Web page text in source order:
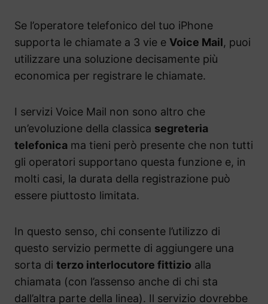
Se l’operatore telefonico del tuo iPhone
supporta le chiamate a 3 vie e Voice Mail, puoi
utilizzare una soluzione decisamente più
economica per registrare le chiamate.
I servizi Voice Mail non sono altro che
un’evoluzione della classica segreteria
telefonica ma tieni però presente che non tutti
gli operatori supportano questa funzione e, in
molti casi, la durata della registrazione può
essere piuttosto limitata.
In questo senso, chi consente l’utilizzo di
questo servizio permette di aggiungere una
sorta di terzo interlocutore fittizio alla
chiamata (con l’assenso anche di chi sta
dall’altra parte della linea). Il servizio dovrebbe